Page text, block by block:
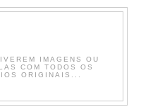
IMAGENS OU
COM TODOS OS
ORIGINAIS...